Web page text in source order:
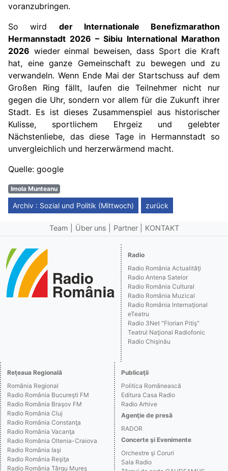
voranzubringen.
So wird der Internationale Benefizmarathon
Hermannstadt 2026 – Sibiu International Marathon
2026 wieder einmal beweisen, dass Sport die Kraft
hat, eine ganze Gemeinschaft zu bewegen und zu
verwandeln. Wenn Ende Mai der Startschuss auf dem
Großen Ring fällt, laufen die Teilnehmer nicht nur
gegen die Uhr, sondern vor allem für die Zukunft ihrer
Stadt. Es ist dieses Zusammenspiel aus historischer
Kulisse, sportlichem Ehrgeiz und gelebter
Nächstenliebe, das diese Tage in Hermannstadt so
unvergleichlich und herzerwärmend macht.
Quelle: google
Imola Munteanu
Archiv : Sozial und Politik (Mittwoch) zurück
Team Über uns Partner KONTAKT
Radio
Radio România Actualităţi
Radio Antena Satelor
Radio România Cultural
Radio România Muzical
Radio România Internaţional
eTeatru
Radio 3Net "Florian Pitiş"
Teatrul Naţional Radiofonic
Radio Chişinău
Reţeaua Regională
România Regional
Radio România Bucureşti FM
Radio România Braşov FM
Radio România Cluj
Radio România Constanţa
Radio România Vacanţa
Radio România Oltenia-Craiova
Radio România Iaşi
Radio România Reşiţa
Radio România Târgu Mureş
Publicaţii
Politica Românească
Editura Casa Radio
Radio Arhive
Agenţie de presă
RADOR
Concerte şi Evenimente
Orchestre şi Coruri
Sala Radio